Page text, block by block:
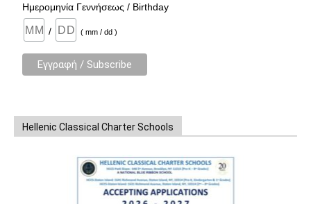
Ημερομηνία Γεννήσεως / Birthday
/ ( mm / dd )
Hellenic Classical Charter Schools